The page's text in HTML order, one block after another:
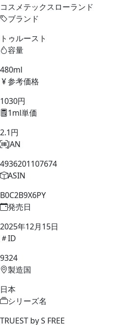
コスメテックスローランド
ブランド
トゥルースト
容量
480ml
参考価格
1030円
1ml単価
2.1円
JAN
4936201107674
ASIN
B0C2B9X6PY
発売日
2025年12月15日
ID
9324
製造国
日本
シリーズ名
TRUEST by S FREE